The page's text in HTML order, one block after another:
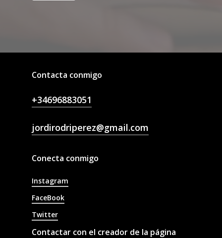
Contacta conmigo
+34696883051
jordirodriperez@gmail.com
Conecta conmigo
Instagram
FaceBook
Twitter
Contactar con el creador de la página